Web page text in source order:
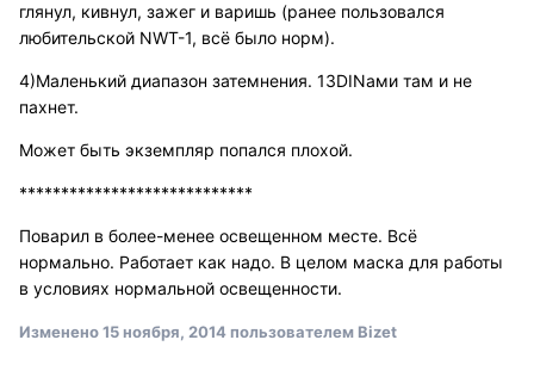
глянул, кивнул, зажег и варишь (ранее пользовался
любительской NWT-1, всё было норм).
4)Маленький диапазон затемнения. 13DINами там и не
пахнет.
Может быть экземпляр попался плохой.
****************************
Поварил в более-менее освещенном месте. Всё
нормально. Работает как надо. В целом маска для работы
в условиях нормальной освещенности.
Изменено15 ноября, 2014пользователем Bizet